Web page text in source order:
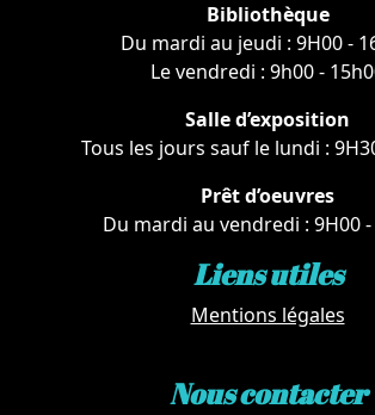
Bibliothèque
Du mardi au jeudi : 9H00 -
Le vendredi : 9h00 -
Salle d’exposition
Tous les jours sauf le lundi :
Prêt d’oeuvres
Du mardi au vendredi : 9H00 -
Liens utiles
Mentions légales
Nous contacter